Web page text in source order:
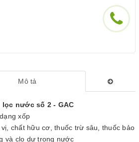
Mô tả
nước số 2 - GAC
xốp
chất hữu cơ, thuốc trừ sâu, thuốc bảo
và clo dư trong nước